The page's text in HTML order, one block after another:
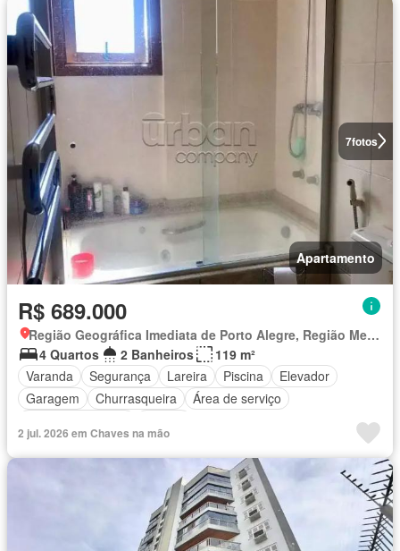
7fotos
Apartamento
R$ 689.000
Região Geográfica Imediata de Porto Alegre, Região Metropolitana de Porto Alegre
4 Quartos
2 Banheiros
119 m²
Varanda
Segurança Lareira Piscina
Elevador
Garagem
Churrasqueira
Área de serviço
2 jul. 2026 em Chaves na mão